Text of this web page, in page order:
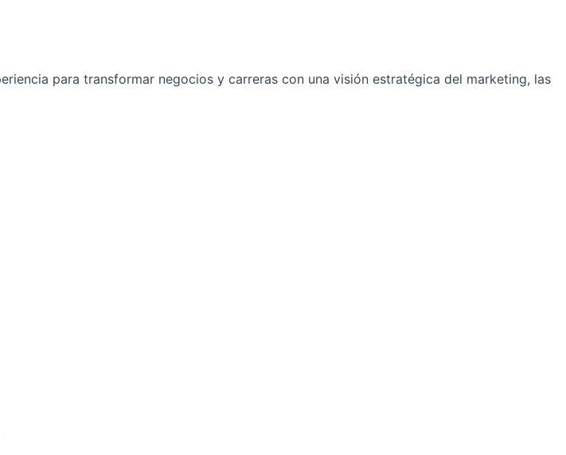
para transformar negocios y carreras con una visión estratégica del marketing, las